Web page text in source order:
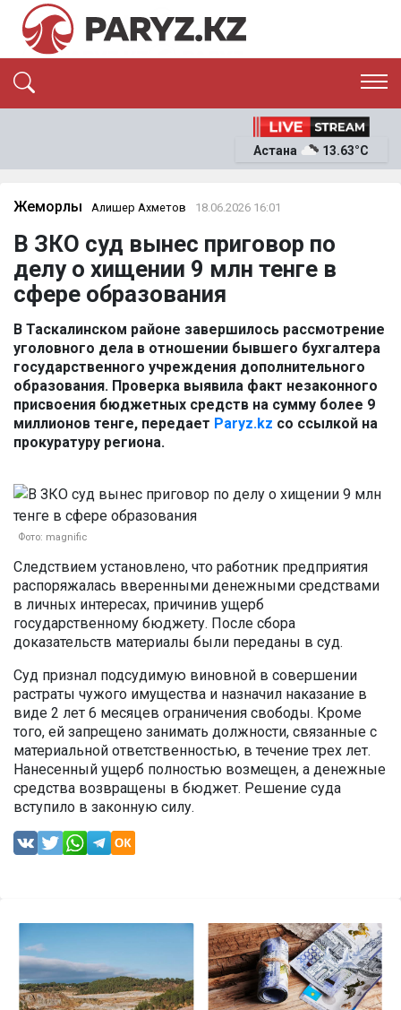
ЭКОНОМИКА
ОҚИҒА
News
Астана 13.63°C
Жемқорлық Алишер Ахметов 18.06.2026 16:01
В ЗКО суд вынес приговор по
делу о хищении 9 млн тенге в
сфере образования
В Таскалинском районе завершилось рассмотрение
уголовного дела в отношении бывшего бухгалтера
государственного учреждения дополнительного
образования. Проверка выявила факт незаконного
присвоения бюджетных средств на сумму более 9
миллионов тенге, передает Paryz.kz со ссылкой на
прокуратуру региона.
Фото: magnific
Следствием установлено, что работник предприятия
распоряжалась вверенными денежными средствами
в личных интересах, причинив ущерб
государственному бюджету. После сбора
доказательств материалы были переданы в суд.
Суд признал подсудимую виновной в совершении
растраты чужого имущества и назначил наказание в
виде 2 лет 6 месяцев ограничения свободы. Кроме
того, ей запрещено занимать должности, связанные с
материальной ответственностью, в течение трех лет.
Нанесенный ущерб полностью возмещен, а денежные
средства возвращены в бюджет. Решение суда
вступило в законную силу.